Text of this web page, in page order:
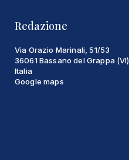
Redazione
Via Orazio Marinali, 51/53
36061 Bassano del Grappa (VI)
Italia
Google maps